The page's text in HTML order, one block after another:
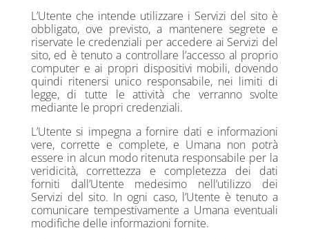
L’Utente che intende utilizzare i Servizi del sito è
obbligato, ove previsto, a mantenere segrete e
riservate le credenziali per accedere ai Servizi del
sito, ed è tenuto a controllare l’accesso al proprio
computer e ai propri dispositivi mobili, dovendo
quindi ritenersi unico responsabile, nei limiti di
legge, di tutte le attività che verranno svolte
mediante le propri credenziali.
L’Utente si impegna a fornire dati e informazioni
vere, corrette e complete, e Umana non potrà
essere in alcun modo ritenuta responsabile per la
veridicità, correttezza e completezza dei dati
forniti dall’Utente medesimo nell’utilizzo dei
Servizi del sito. In ogni caso, l’Utente è tenuto a
comunicare tempestivamente a Umana eventuali
modifiche delle informazioni fornite.